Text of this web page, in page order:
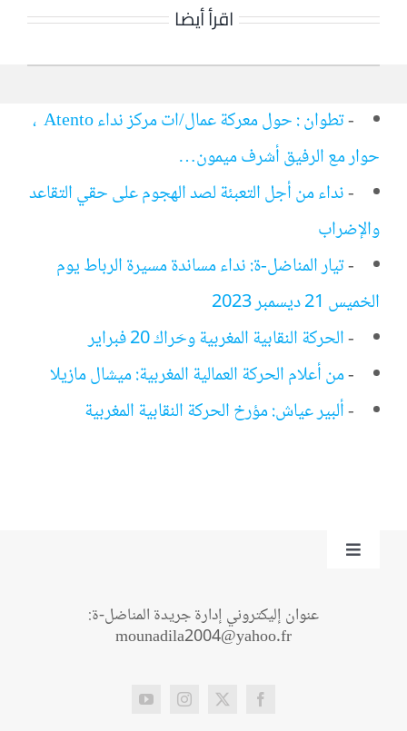
اقرأ أيضا
-
تطوان : حول معركة عمال/ات مركز نداء Atento ،
حوار مع الرفيق أشرف ميمون…
-نداء من أجل التعبئة لصد الهجوم على حقي التقاعد
والإضراب
-تيار المناضل-ة: نداء مساندة مسيرة الرباط يوم
الخميس 21 ديسمبر 2023
-الحركة النقابية المغربية وحَراك 20 فبراير
-من أعلام الحركة العمالية المغربية: ميشال مازيلا
-ألبير عياش: مؤرخ الحركة النقابية المغربية
Toggle
عنوان إليكتروني إدارة جريدة المناضل-ة:
mounadila2004@yahoo.fr